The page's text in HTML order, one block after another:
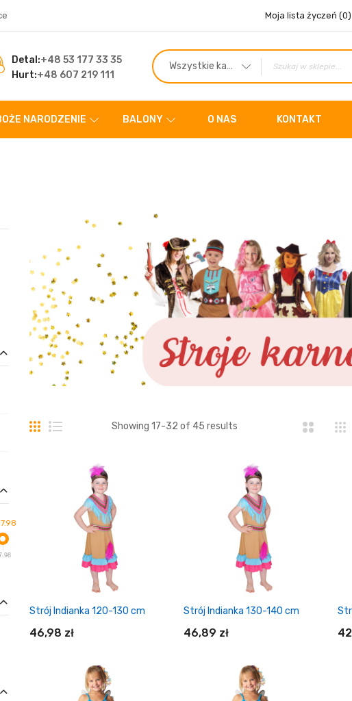
Moja lista życzeń (0)
Wszystkie kategorie
Detal:+48 53 177 33 35
Hurt:+48 607 219 111
NARODZENIE BALONY O NAS KONTAKT
Siatka Showing 17-32 of 45 results
Strój Indianka 120-130 cm
46,98 zł
Strój Indianka 130-140 cm
46,89 zł